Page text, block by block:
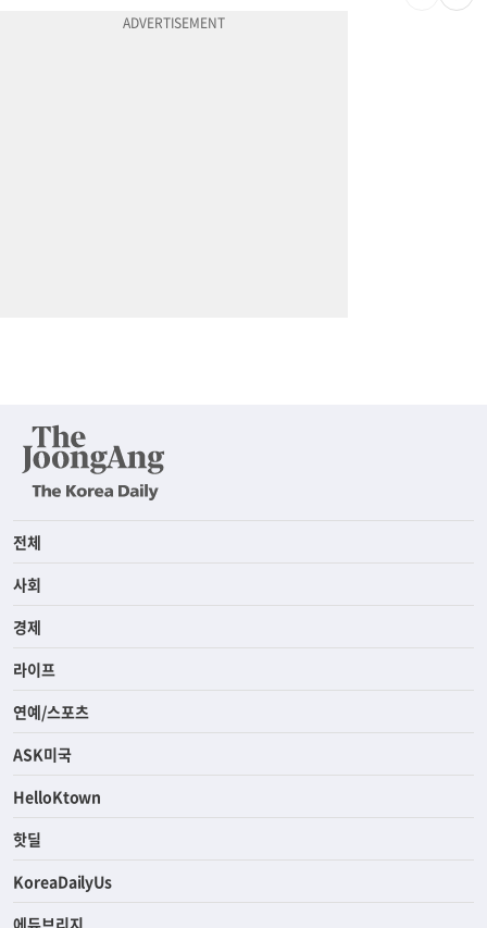
전체
사회
경제
라이프
연예/스포츠
ASK미국
HelloKtown
핫딜
KoreaDailyUs
에듀브리지